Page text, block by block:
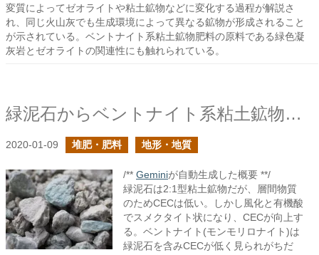
変質によってゼオライトや粘土鉱物などに変化する過程が解説さ
れ、同じ火山灰でも生成環境によって異なる鉱物が形成されること
が示されている。ベントナイト系粘土鉱物肥料の原料である緑色凝
灰岩とゼオライトの関連性にも触れられている。
緑泥石からベントナイト系粘土鉱物肥料を考える
2020-01-09 堆肥・肥料 地形・地質
/** Geminiが自動生成した概要 **/
緑泥石は2:1型粘土鉱物だが、層間物質
のためCECは低い。しかし風化と有機酸
でスメクタイト状になり、CECが向上す
る。ベントナイト(モンモリロナイト)は
緑泥石を含みCECが低く見られがちだ